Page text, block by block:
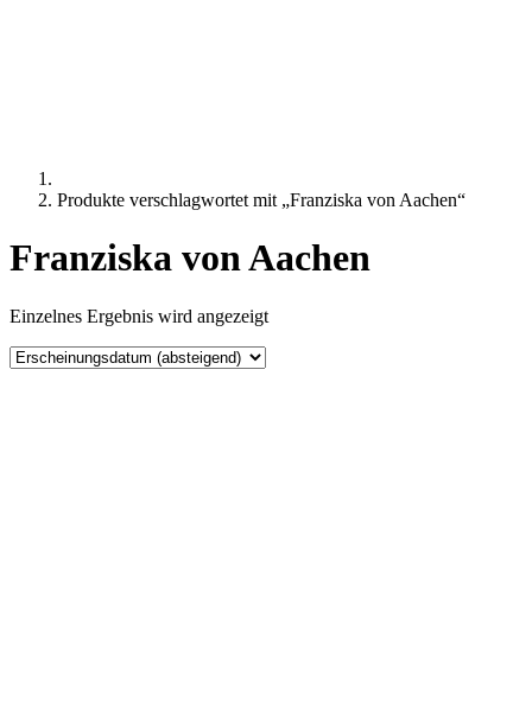
Produkte verschlagwortet mit „Franziska von Aachen“
Franziska von Aachen
Einzelnes Ergebnis wird angezeigt